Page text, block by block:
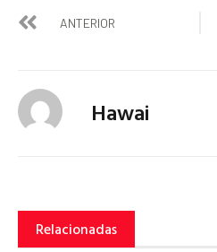
ANTERIOR
Hawai
Relacionadas